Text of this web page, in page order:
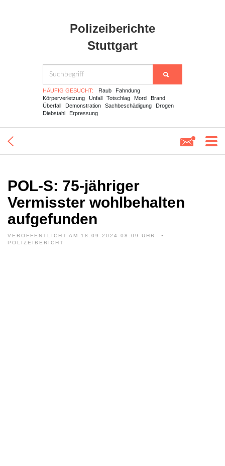
Polizeiberichte
Stuttgart
HÄUFIG GESUCHT: Raub
Fahndung
Körperverletzung
Unfall Totschlag Mord
Brand
Überfall
Demonstration Sachbeschädigung
Drogen
Diebstahl
Erpressung
POL-S: 75-jähriger
Vermisster wohlbehalten
aufgefunden
VERÖFFENTLICHT AM 18.09.2024 08:09 UHR
POLIZEIBERICHT